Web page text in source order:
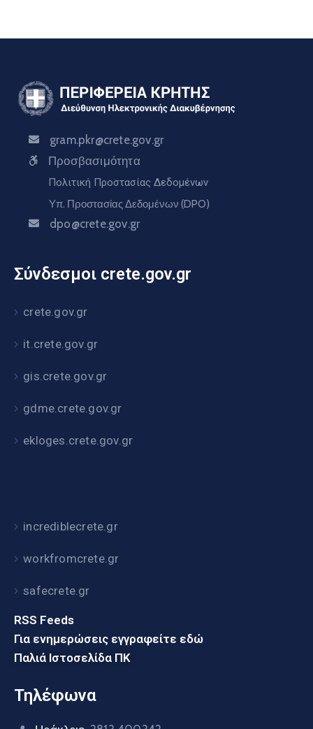
gram.pkr@crete.gov.gr
Προσβασιμότητα
Πολιτική Προστασίας Δεδομένων
Υπ. Προστασίας Δεδομένων (DPO)
dpo@crete.gov.gr
Σύνδεσμοι crete.gov.gr
crete.gov.gr
it.crete.gov.gr
gis.crete.gov.gr
gdme.crete.gov.gr
ekloges.crete.gov.gr
incrediblecrete.gr
workfromcrete.gr
safecrete.gr
RSS Feeds
Για ενημερώσεις εγγραφείτε εδώ
Παλιά Ιστοσελίδα ΠΚ
Τηλέφωνα